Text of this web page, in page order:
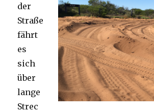
der
Straße
fährt
es
sich
über
lange
Strec